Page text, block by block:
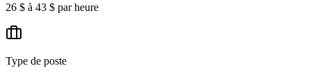
26 $ à 43 $ par heure
Type de poste